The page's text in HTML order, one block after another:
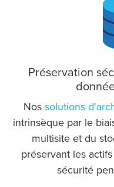
Préservation
Nossolutions
intrinsèque par le
multisite et du
préservant les
sécurité